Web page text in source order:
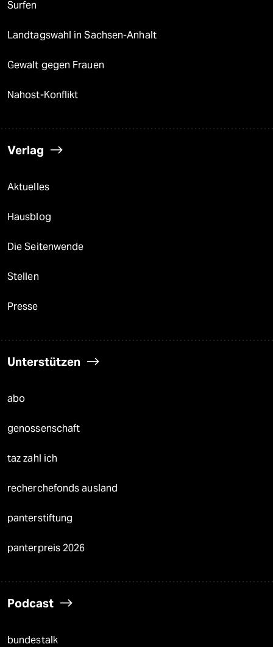
Surfen
Landtagswahl in Sachsen-Anhalt
Gewalt gegen Frauen
Nahost-Konflikt
Verlag
Aktuelles
Hausblog
Die Seitenwende
Stellen
Presse
Unterstützen
abo
genossenschaft
taz zahl ich
recherchefonds ausland
panterstiftung
panterpreis 2026
Podcast
bundestalk